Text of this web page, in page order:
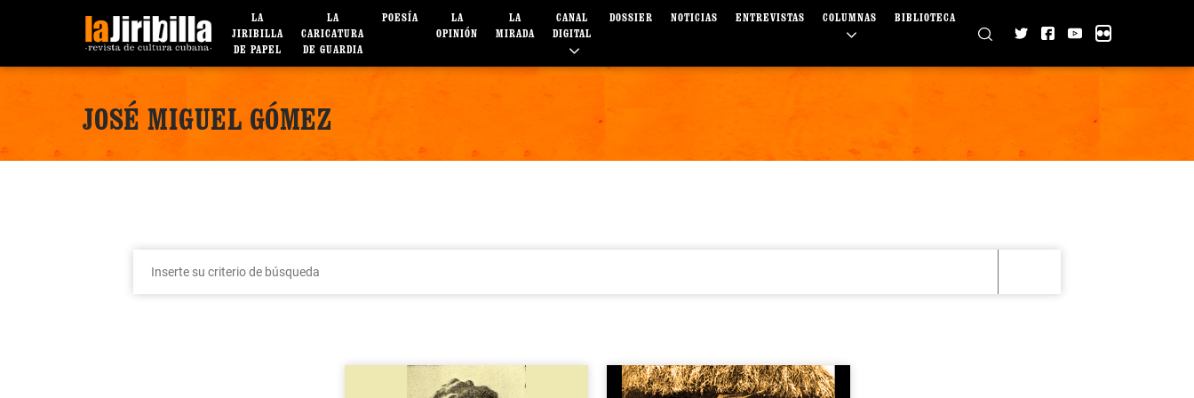
LA
JIRIBILLA
DE PAPEL
LA
CARICATURA
DE GUARDIA
POESÍA
LA
OPINIÓN
LA
MIRADA
CANAL
DIGITAL
DOSSIER NOTICIAS ENTREVISTAS COLUMNAS BIBLIOTECA
JOSÉ MIGUEL GÓMEZ